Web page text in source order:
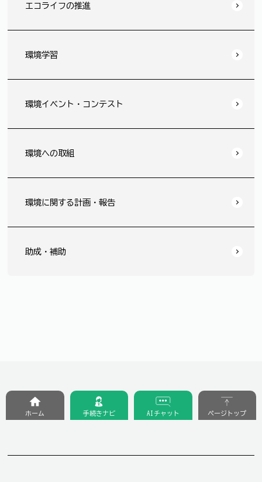
エコライフの推進
環境学習
環境イベント・コンテスト
環境への取組
環境に関する計画・報告
助成・補助
ホーム 手続きナビ AIチャット ページトップ